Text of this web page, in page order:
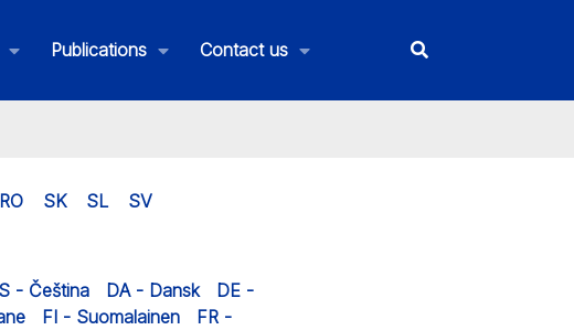
Publications Contact us
RO SK SL SV
- Čeština DA - Dansk
DE -
FI - Suomalainen
FR -